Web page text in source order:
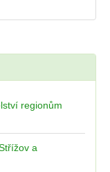
regionům
a